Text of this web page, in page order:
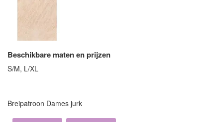
Beschikbare maten en prijzen
S/M, L/XL
Breipatroon Dames jurk